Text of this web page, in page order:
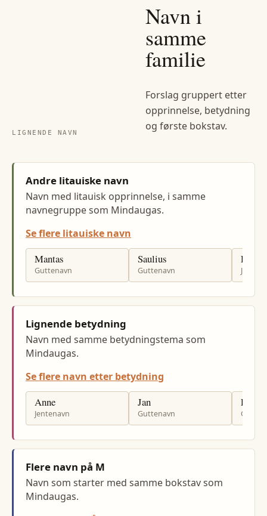
LIGNENDE NAVN
Navn i
samme
familie
Forslag gruppert etter
opprinnelse, betydning
og første bokstav.
Andre litauiske navn
Navn med litauisk opprinnelse, i samme
navnegruppe som Mindaugas.
Se flere litauiske navn
Mantas
Guttenavn
Saulius
Guttenavn
Rasa
Lignende betydning
Navn med samme betydningstema som
Mindaugas.
Se flere navn etter betydning
Anne
Jentenavn
Jan
Guttenavn
Per
Flere navn på M
Navn som starter med samme bokstav som
Mindaugas.